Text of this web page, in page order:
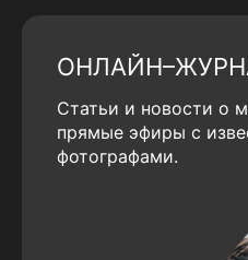
Статьи и новости о
прямые эфиры с
фотографами.